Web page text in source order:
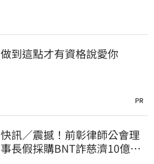
做到這點才有資格說愛你
PR
快訊／震撼！前彰律師公會理
事長假採購BNT詐慈濟10億、